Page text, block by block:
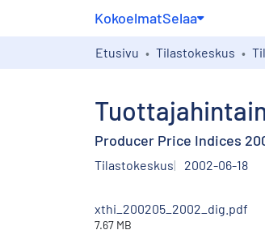
KokoelmatSelaa
Etusivu Tilastokeskus
Producer Price Indices
Tilastokeskus 2002-06-18
xthi_200205_2002_dig.pdf
7.67 MB